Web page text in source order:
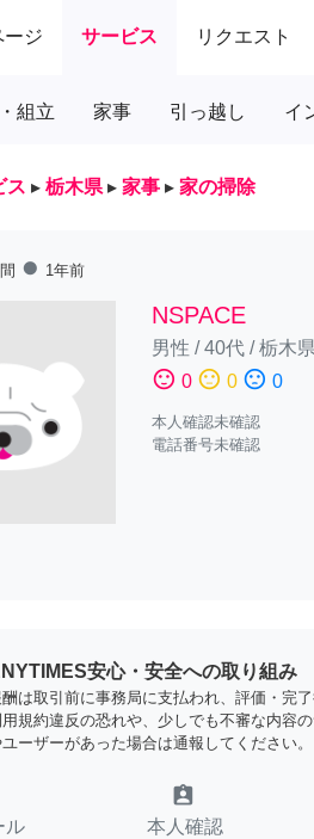
ージ サービス リクエスト
組立 家事 引っ越し イ
ス ▸ 栃木県 ▸ 家事 ▸ 家の掃除
fiber_manual_record 1年前
NSPACE
男性 /40代/栃木県
sentiment_satisfied 0 sentiment_neutral 0 sentiment_dissatisfied 0
本人確認未確認
電話番号未確認
安心・安全への取り組み
は取引前に事務局に支払われ、評価・完了
規約違反の恐れや、少しでも不審な内容
ーザーがあった場合は通報してください。
ル
assignment_ind
本人確認